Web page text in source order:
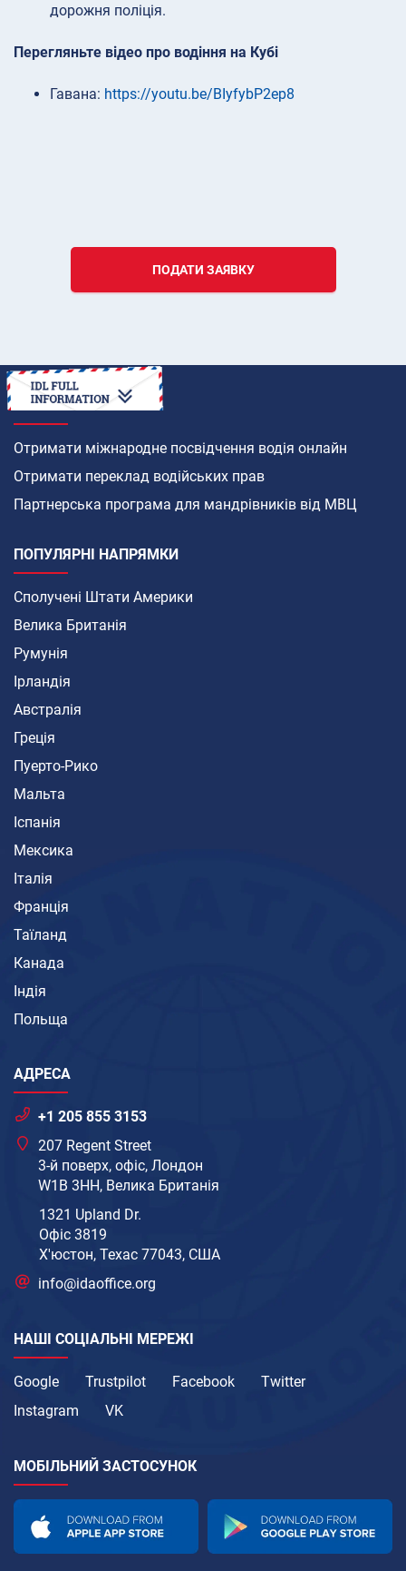
дорожня поліція.
Перегляньте відео про водіння на Кубі
Гавана: https://youtu.be/BIyfybP2ep8
ПОДАТИ ЗАЯВКУ
ЯК
Отримати міжнародне посвідчення водія онлайн
Отримати переклад водійських прав
Партнерська програма для мандрівників від МВЦ
ПОПУЛЯРНІ НАПРЯМКИ
Сполучені Штати Америки
Велика Британія
Румунія
Ірландія
Австралія
Греція
Пуерто-Рико
Мальта
Іспанія
Мексика
Італія
Франція
Таїланд
Канада
Індія
Польща
АДРЕСА
+1 205 855 3153
207 Regent Street
3-й поверх, офіс, Лондон
W1B 3HH, Велика Британія
1321 Upland Dr.
Офіс 3819
Х'юстон, Техас 77043, США
info@idaoffice.org
НАШІ СОЦІАЛЬНІ МЕРЕЖІ
Google Trustpilot Facebook
Twitter
Instagram
VK
МОБІЛЬНИЙ ЗАСТОСУНОК